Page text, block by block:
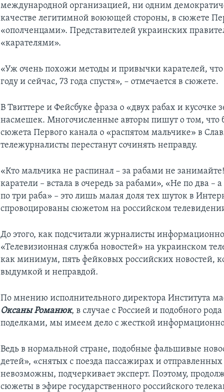
международной организацией, ни одним
качестве легитимной воюющей стороны, в сюжете
«ополченцами». Представителей украинских
«карателями».
«Уж очень похожи методы и привычки карателей, что
году и сейчас, 73 года спустя», – отмечается в сюжете.
В Твиттере и Фейсбуке фраза о «двух рабах и кусочке
насмешек. Многочисленные авторы пишут о том, что
сюжета Первого канала о «распятом мальчике» в
тележурналисты перестанут сочинять неправду.
«Кто мальчика не распинал – за рабами не
каратели – встала в очередь за рабами», «Не по два –
по три раба» – это лишь малая доля тех шуток в
спровоцированы сюжетом на российском
До этого, как подсчитали журналисты
«Телевизионная служба новостей» на украинском
как минимум, пять фейковых российских новостей,
выдумкой и неправдой.
По мнению исполнительного директора Института
Оксаны Романюк, в случае с Россией и подобного
поделками, мы имеем дело с жесткой
Ведь в нормальной стране, подобные фальшивые
детей», «снятых с поезда пассажирах и
невозможны, подчеркивает эксперт. Поэтому,
сюжеты в эфире государственного российского